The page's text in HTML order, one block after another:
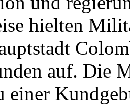
hielten
auf. Die
einer